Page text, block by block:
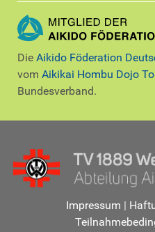
Die Aikido Föderation
vom Aikikai Hombu Dojo
Bundesverband.
Impressum |